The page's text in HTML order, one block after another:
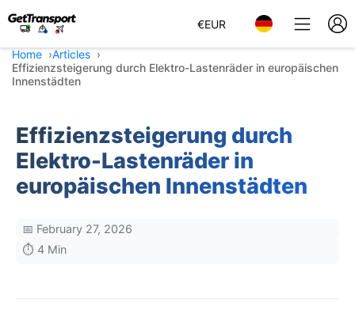
€EUR
Home
Articles
Effizienzsteigerung durch Elektro-Lastenräder in europäischen
Innenstädten
Effizienzsteigerung durch
Elektro-Lastenräder in
europäischen Innenstädten
📅 February 27, 2026
⏱️ 4 Min